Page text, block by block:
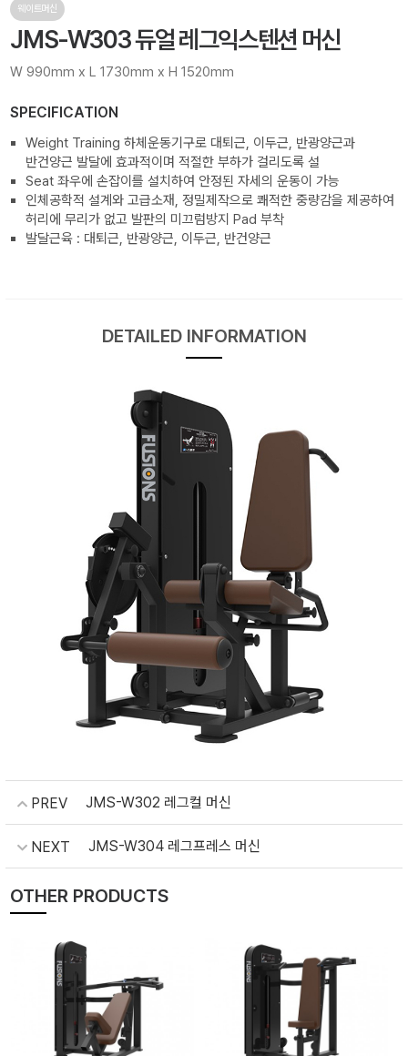
웨이트머신
JMS-W303 듀얼 레그익스텐션 머신
W 990mm x L 1730mm x H 1520mm
SPECIFICATION
Weight Training 하체운동기구로 대퇴근, 이두근, 반광양근과
반건양근 발달에 효과적이며 적절한 부하가 걸리도록 설
Seat 좌우에 손잡이를 설치하여 안정된 자세의 운동이 가능
인체공학적 설계와 고급소재, 정밀제작으로 쾌적한 중량감을 제공하여
허리에 무리가 없고 발판의 미끄럼방지 Pad 부착
발달근육 : 대퇴근, 반광양근, 이두근, 반건양근
DETAILED INFORMATION
PREV JMS-W302 레그컬 머신
NEXT JMS-W304 레그프레스 머신
OTHER PRODUCTS